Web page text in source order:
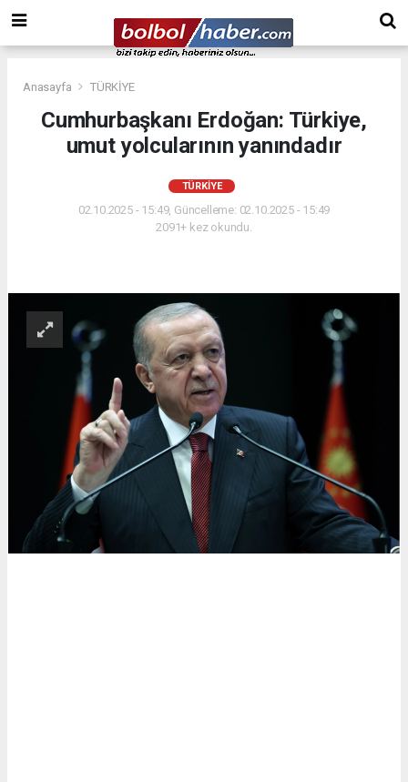
Anasayfa TÜRKİYE
Cumhurbaşkanı Erdoğan: Türkiye,
umut yolcularının yanındadır
TÜRKİYE
02.10.2025 - 15:49, Güncelleme: 02.10.2025 - 15:49
2091+ kez okundu.